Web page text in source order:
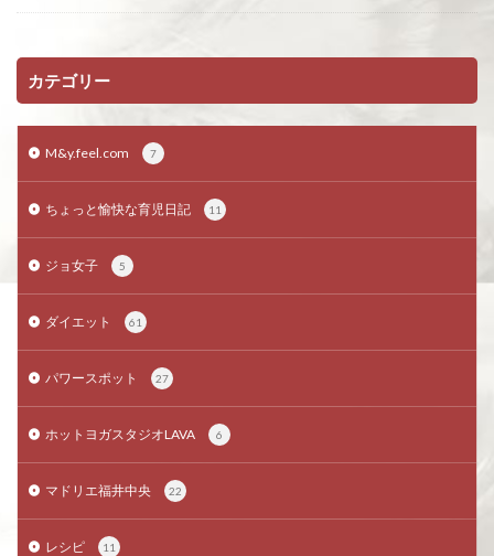
カテゴリー
M&y.feel.com 7
ちょっと愉快な育児日記 11
ジョ女子 5
ダイエット 61
パワースポット 27
ホットヨガスタジオLAVA 6
マドリエ福井中央 22
レシピ 11